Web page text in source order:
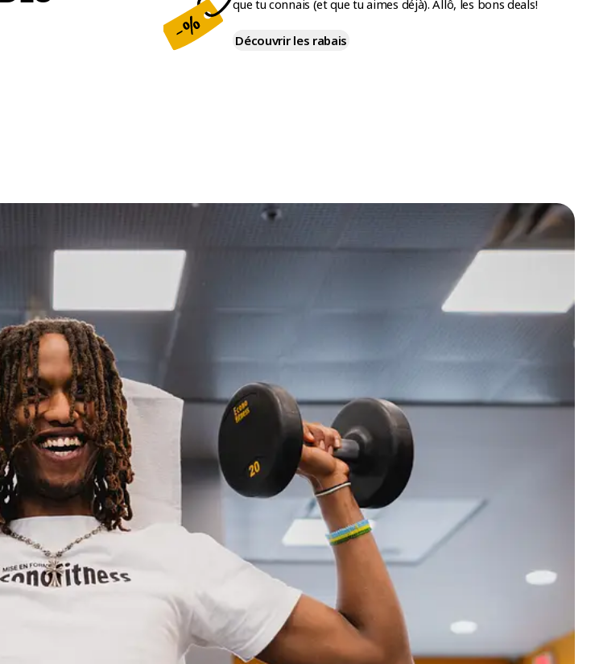
que tu connais (et que tu aimes déjà). Allô, les bons deals!
Découvrir les rabais